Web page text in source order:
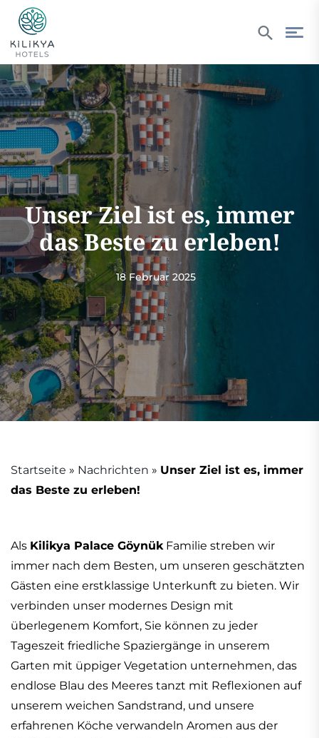
Unser Ziel ist es, immer
das Beste zu erleben!
18 Februar 2025
Startseite » Nachrichten » Unser Ziel ist es, immer
das Beste zu erleben!
Als Kilikya Palace GöynükFamilie streben wir
immer nach dem Besten, um unseren geschätzten
Gästen eine erstklassige Unterkunft zu bieten. Wir
verbinden unser modernes Design mit
überlegenem Komfort, Sie können zu jeder
Tageszeit friedliche Spaziergänge in unserem
Garten mit üppiger Vegetation unternehmen, das
endlose Blau des Meeres tanzt mit Reflexionen auf
unserem weichen Sandstrand, und unsere
erfahrenen Köche verwandeln Aromen aus der